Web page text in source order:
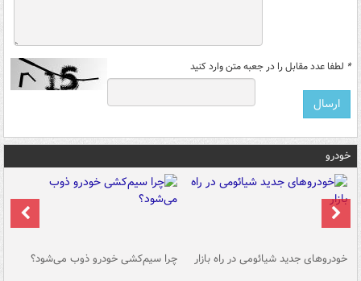
* لطفا عدد مقابل را در جعبه متن وارد کنید
خودرو
خودروهای جدید شیائومی در راه بازار چرا سیم‌کشی خودرو ذوب می‌شود؟